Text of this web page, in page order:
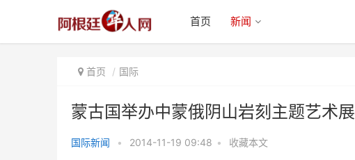
首页 新闻
首页 国际
蒙古国举办中蒙俄阴山岩刻主题艺术展
国际新闻 • 2014-11-19 09:48 • 收藏本文